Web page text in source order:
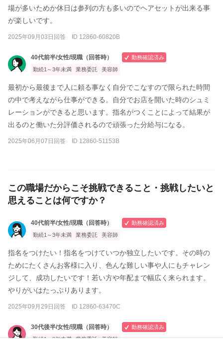
場が多いためか休日は参列の方も多いのでヘアセットが出来る事
が楽しいです。
2025年09月03日回答 ID 12860-60820B
40代前半/女性/現職（回答時）
勤務確認済み
勤続1～3年未満
業務委託 美容師
最初から最後まで人に頼る事なく自分でこなすので限られた時間
の中で考えながら仕事ができる。自分でお店を開いた時のシュミ
レーションができると思います。指名がつくことによって結果が
出るのと働いた分評価されるので頑張った分給与になる。
2025年06月07日回答 ID 12860-51153B
この職場だからこそ挑戦できること・挑戦したいと
思えることは何ですか？
40代前半/女性/現職（回答時）
勤務確認済み
勤続1～3年未満
業務委託 美容師
指名をつけたい！指名をつけていつか独立したいです。その時の
ためにたくさんお客様に入り、色んな難しい事や人にもチャレン
ジして、成功したいです！若い方や年配まで幅広く来られます。
やりがいはたっぷりあります。
2025年09月29日回答 ID 12860-63470C
30代後半/女性/現職（回答時）
勤務確認済み